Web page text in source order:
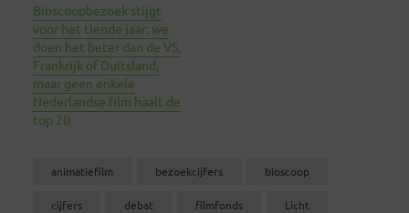
Bioscoopbezoek stijgt
voor het tiende jaar: we
doen het beter dan de VS,
Frankrijk of Duitsland,
maar geen enkele
Nederlandse film haalt de
top 20
animatiefilm bezoekcijfers bioscoop
cijfers debat filmfonds Licht